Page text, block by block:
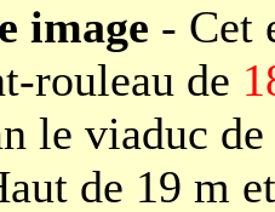
image - Cet
rouleau de
le viaduc de
de 19 m